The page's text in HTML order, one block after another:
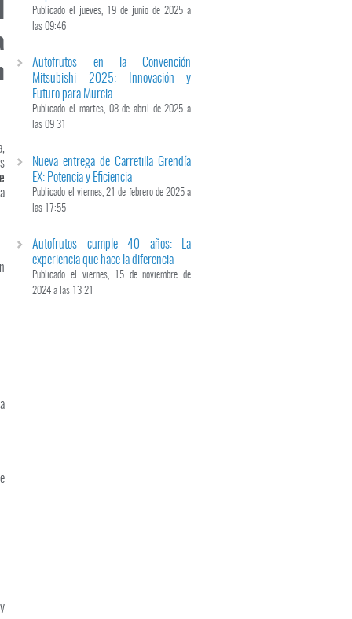
Publicado el jueves, 19 de junio de 2025 a
las 09:46
Autofrutos en la Convención
Mitsubishi 2025: Innovación y
Futuro para Murcia
Publicado el martes, 08 de abril de 2025 a
las 09:31
Nueva entrega de Carretilla Grendía
EX: Potencia y Eficiencia
Publicado el viernes, 21 de febrero de 2025 a
las 17:55
Autofrutos cumple 40 años: La
experiencia que hace la diferencia
Publicado el viernes, 15 de noviembre de
2024 a las 13:21